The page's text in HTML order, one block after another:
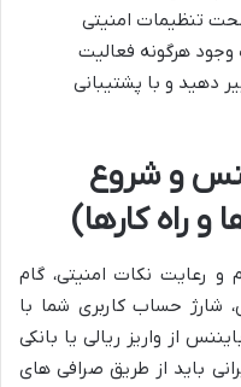
تنظیمات امنیتی
هرگونه فعالیت
دهید و با پشتیبانی
و شروع
راه کارها)
رعایت نکات امنیتی، گام
شارژ حساب کاربری شما با
از واریز ریالی یا بانکی
باید از طریق صرافی های